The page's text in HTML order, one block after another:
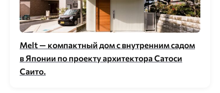
Melt — компактный дом с внутренним садом
в Японии по проекту архитектора Сатоси
Саито.